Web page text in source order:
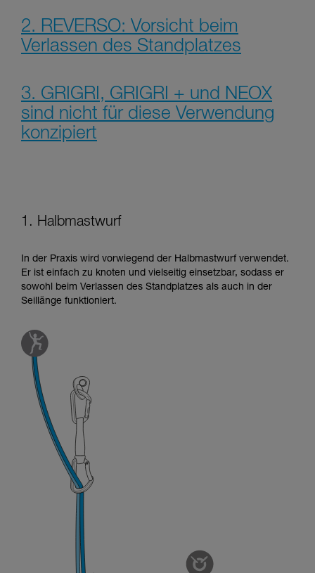
2. REVERSO: Vorsicht beim
Verlassen des Standplatzes
3. GRIGRI, GRIGRI + und NEOX
sind nicht für diese Verwendung
konzipiert
1. Halbmastwurf
In der Praxis wird vorwiegend der Halbmastwurf verwendet.
Er ist einfach zu knoten und vielseitig einsetzbar, sodass er
sowohl beim Verlassen des Standplatzes als auch in der
Seillänge funktioniert.